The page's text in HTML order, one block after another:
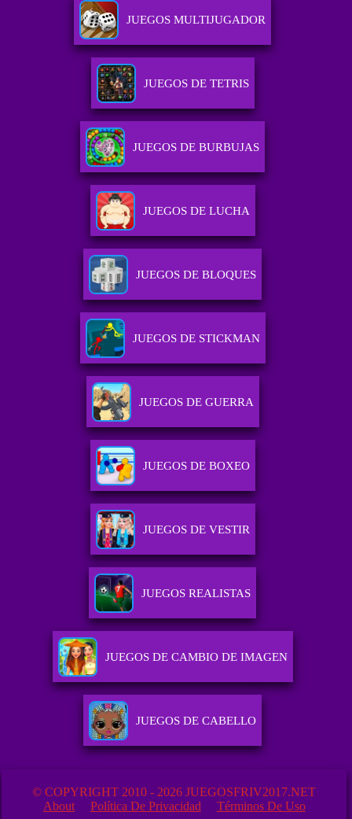
JUEGOS MULTIJUGADOR
JUEGOS DE TETRIS
JUEGOS DE BURBUJAS
JUEGOS DE LUCHA
JUEGOS DE BLOQUES
JUEGOS DE STICKMAN
JUEGOS DE GUERRA
JUEGOS DE BOXEO
JUEGOS DE VESTIR
JUEGOS REALISTAS
JUEGOS DE CAMBIO DE IMAGEN
JUEGOS DE CABELLO
© COPYRIGHT 2010 - 2026 JUEGOSFRIV2017.NET
About
Política De Privacidad Términos De Uso